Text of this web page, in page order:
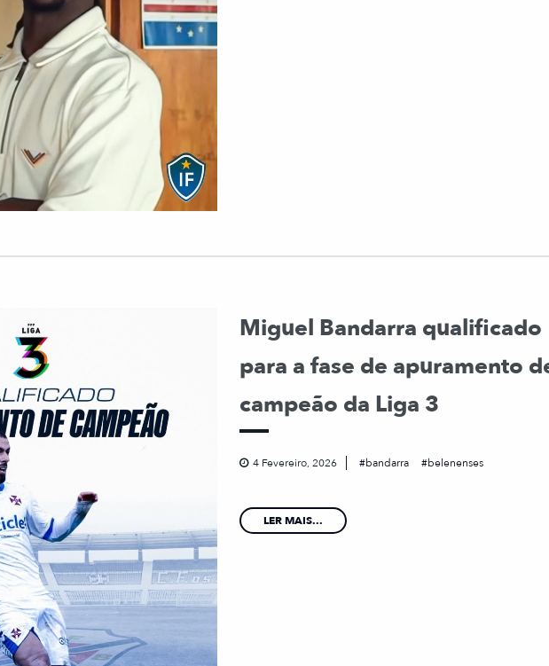
Miguel Bandarra qualificado
para a fase de apuramento
campeão da Liga 3
4 Fevereiro, 2026 bandarra belenenses
LER MAIS...